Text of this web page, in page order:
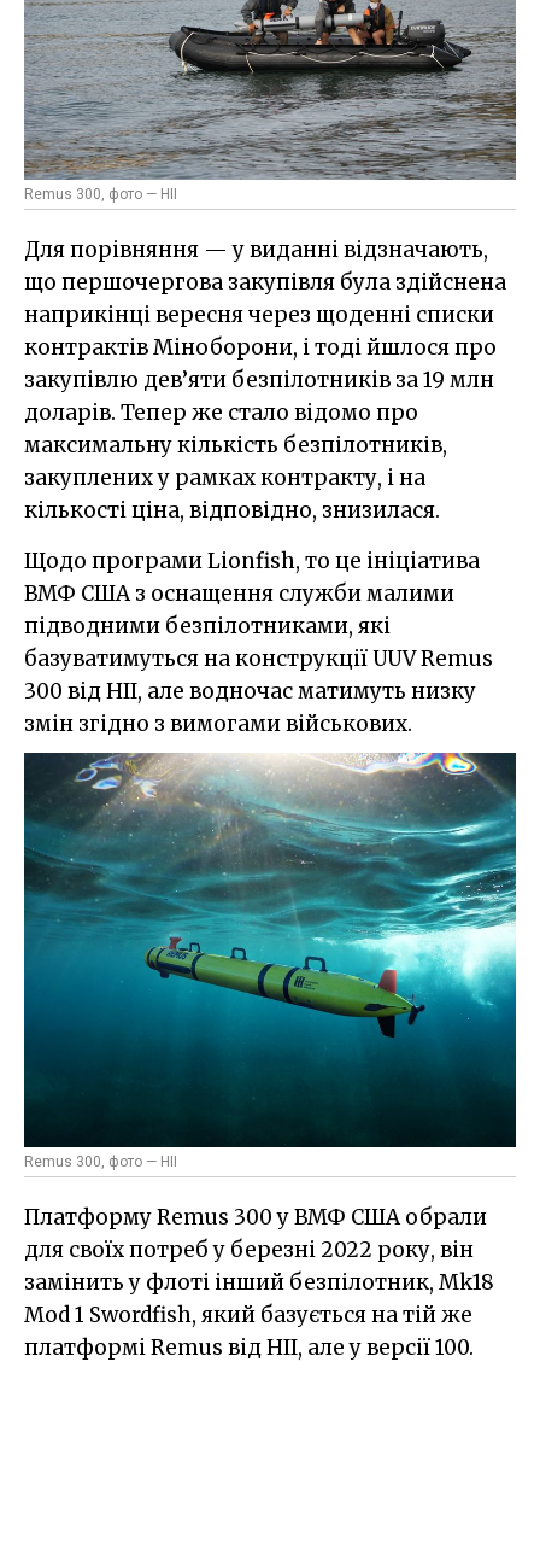
Remus 300, фото — HII
Для порівняння — у виданні відзначають,
що першочергова закупівля була здійснена
наприкінці вересня через щоденні списки
контрактів Міноборони, і тоді йшлося про
закупівлю дев’яти безпілотників за 19 млн
доларів. Тепер же стало відомо про
максимальну кількість безпілотників,
закуплених у рамках контракту, і на
кількості ціна, відповідно, знизилася.
Щодо програми Lionfish, то це ініціатива
ВМФ США з оснащення служби малими
підводними безпілотниками, які
базуватимуться на конструкції UUV Remus
300 від HII, але водночас матимуть низку
змін згідно з вимогами військових.
Remus 300, фото — HII
Платформу Remus 300 у ВМФ США обрали
для своїх потреб у березні 2022 року, він
замінить у флоті інший безпілотник, Mk18
Mod 1 Swordfish, який базується на тій же
платформі Remus від HII, але у версії 100.